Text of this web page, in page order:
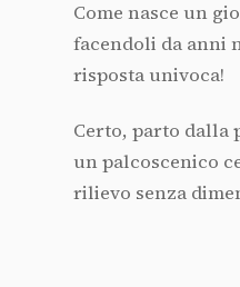
Come nasce un
facendoli da anni
risposta univoca!
Certo, parto dalla
un palcoscenico
rilievo senza